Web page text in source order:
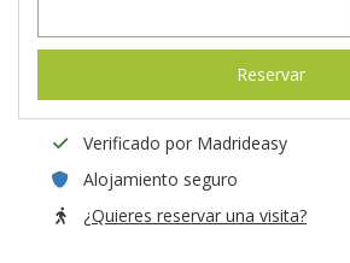
Reservar
Verificado por Madrideasy
Alojamiento seguro
¿Quieres reservar una visita?